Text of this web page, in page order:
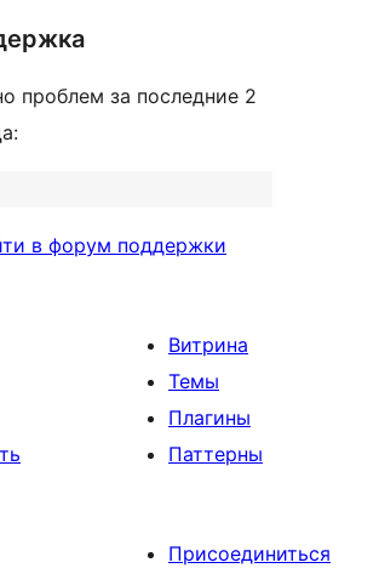
проблем за последние 2
в форум поддержки
Витрина
Темы
Плагины
Паттерны
Присоединиться